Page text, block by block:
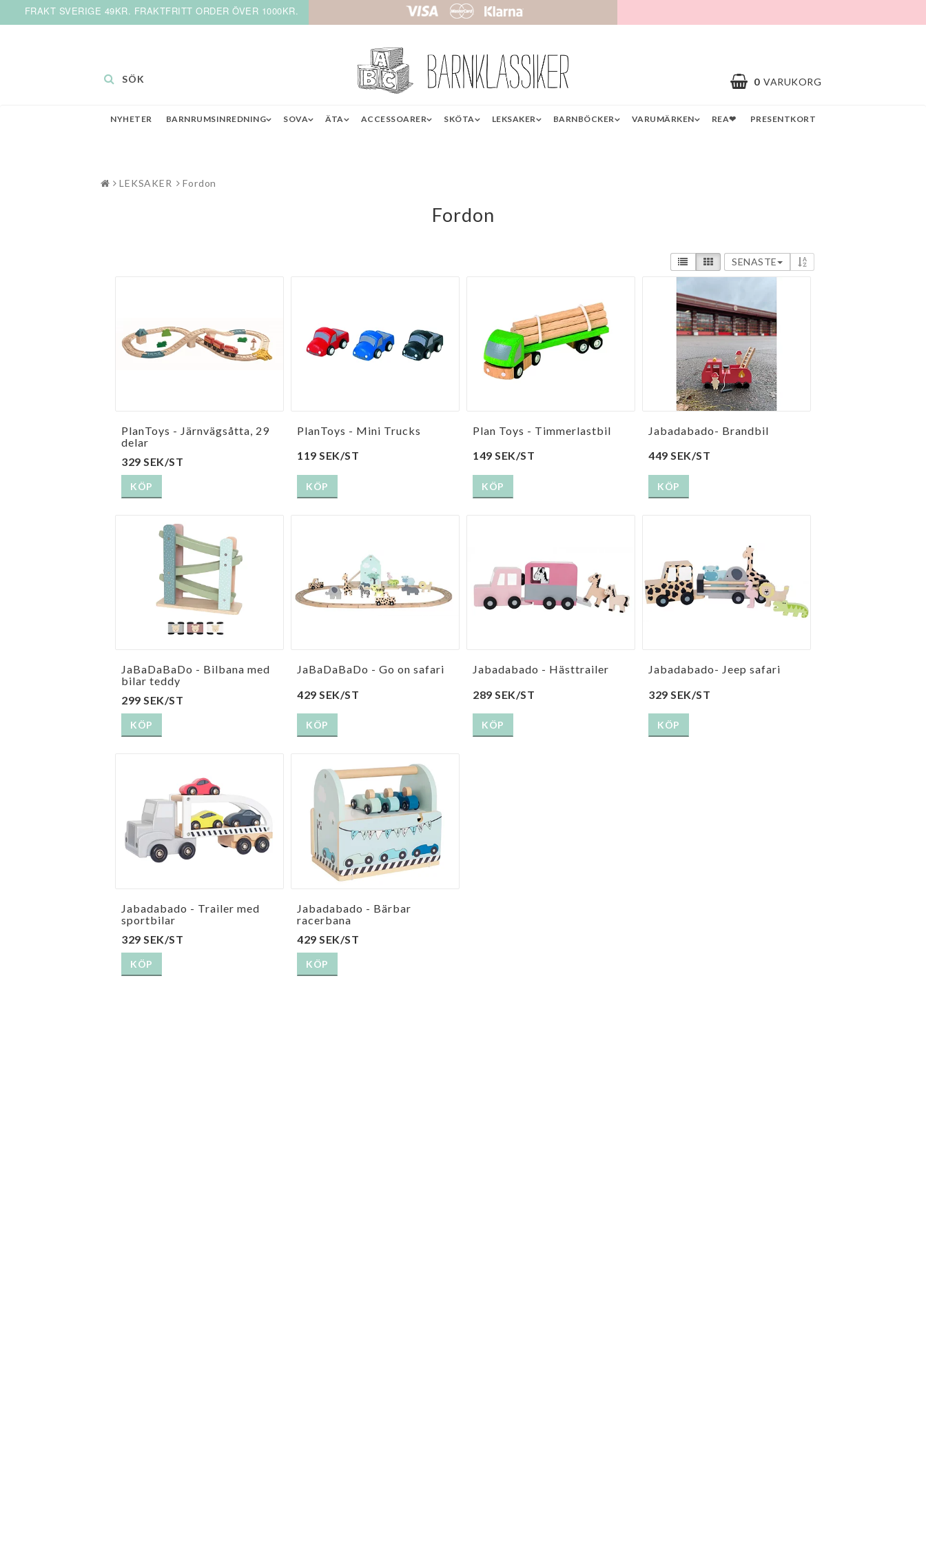
FRAKT SVERIGE 49KR. FRAKTFRITT ORDER ÖVER 1000KR.
0 VARUKORG
NYHETER BARNRUMSINREDNING SOVA ÄTA ACCESSOARER SKÖTA LEKSAKER BARNBÖCKER VARUMÄRKEN REA❤ PRESENTKORT
SÖK
LEKSAKER Fordon
Fordon
SENASTE
PlanToys - Järnvägsåtta, 29
delar
329 SEK/ST
KÖP
PlanToys - Mini Trucks
119 SEK/ST
KÖP
Plan Toys - Timmerlastbil
149 SEK/ST
KÖP
Jabadabado- Brandbil
449 SEK/ST
KÖP
JaBaDaBaDo - Bilbana med
bilar teddy
299 SEK/ST
KÖP
JaBaDaBaDo - Go on safari
429 SEK/ST
KÖP
Jabadabado - Hästtrailer
289 SEK/ST
KÖP
Jabadabado- Jeep safari
329 SEK/ST
KÖP
Jabadabado - Trailer med
sportbilar
329 SEK/ST
KÖP
Jabadabado - Bärbar
racerbana
429 SEK/ST
KÖP